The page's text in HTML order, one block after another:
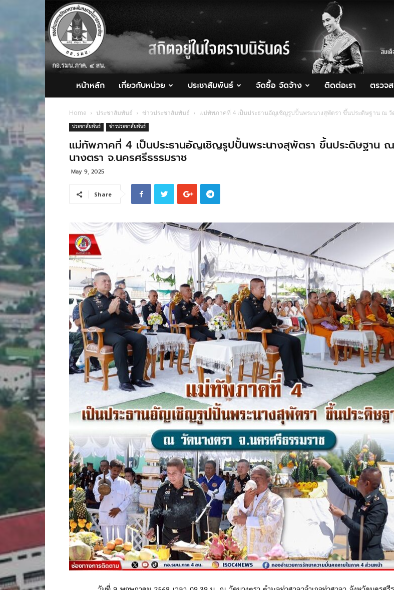
กอ.รมน.ภาค
4
สน.
หน้าหลัก เกี่ยวกับหน่วย ประชาสัมพันธ์ จัดซื้อ จัดจ้าง ติดต่อเรา ตรวจ
Home ประชาสัมพันธ์ ข่าวประชาสัมพันธ์ แม่ทัพภาคที่ 4 เป็นประธานอัญเชิญรูปปั้นพระนางสุพัตรา ขึ้นประดิษฐาน ณ วั
ประชาสัมพันธ์ ข่าวประชาสัมพันธ์
แม่ทัพภาคที่ 4 เป็นประธานอัญเชิญรูปปั้นพระนางสุพัตรา ขึ้นประดิษฐาน
นางตรา จ.นครศรีธรรมราช
May 9, 2025
Share